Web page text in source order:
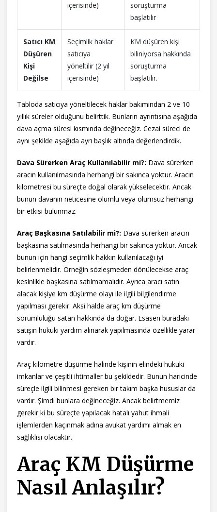
içerisinde)
soruşturma
başlatılır
Satıcı KM
Düşüren
Kişi
Değilse
Seçimlik haklar
satıcıya
yöneltilir (2 yıl
içerisinde)
KM düşüren kişi
biliniyorsa hakkında
soruşturma
başlatılır.
Tabloda satıcıya yöneltilecek haklar bakımından 2 ve 10
yıllık süreler olduğunu belirttik. Bunların ayrıntısına aşağıda
dava açma süresi kısmında değineceğiz. Cezai süreci de
aynı şekilde aşağıda ayrı başlık altında değerlendirdik.
Dava Sürerken Araç Kullanılabilir mi?: Dava sürerken
aracın kullanılmasında herhangi bir sakınca yoktur. Aracın
kilometresi bu süreçte doğal olarak yükselecektir. Ancak
bunun davanın neticesine olumlu veya olumsuz herhangi
bir etkisi bulunmaz.
Araç Başkasına Satılabilir mi?: Dava sürerken aracın
başkasına satılmasında herhangi bir sakınca yoktur. Ancak
bunun için hangi seçimlik hakkın kullanılacağı iyi
belirlenmelidir. Örneğin sözleşmeden dönülecekse araç
kesinlikle başkasına satılmamalıdır. Ayrıca aracı satın
alacak kişiye km düşürme olayı ile ilgili bilgilendirme
yapılması gerekir. Aksi halde araç km düşürme
sorumluluğu satan hakkında da doğar. Esasen buradaki
satışın hukuki yardım alınarak yapılmasında özellikle yarar
vardır.
Araç kilometre düşürme halinde kişinin elindeki hukuki
imkanlar ve çeşitli ihtimaller bu şekildedir. Bunun haricinde
süreçle ilgili bilinmesi gereken bir takım başka hususlar da
vardır. Şimdi bunlara değineceğiz. Ancak belirtmemiz
gerekir ki bu süreçte yapılacak hatalı yahut ihmali
işlemlerden kaçınmak adına avukat yardımı almak en
sağlıklısı olacaktır.
Araç KM Düşürme
Nasıl Anlaşılır?